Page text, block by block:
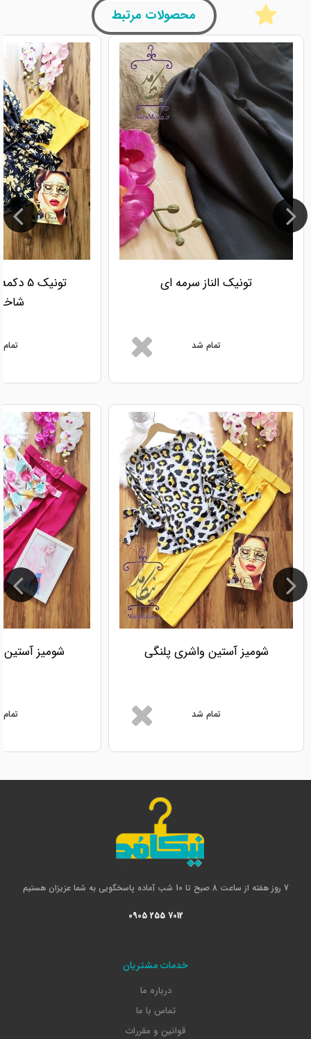
محصولات مرتبط
تونیک الناز سرمه ای
تمام شد
شومیز آستین واشری پلنگی
تمام شد
شومیز
7 روز هفته از ساعت 8 صبح تا 10 شب آماده پاسخگویی به شما عزیزان هستیم
0905 255 7012
خدمات مشتریان
درباره ما
تماس با ما
قوانین و مقررات